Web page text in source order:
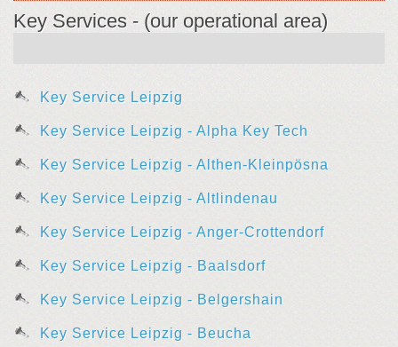
Key Services - (our operational area)
Key Service Leipzig
Key Service Leipzig - Alpha Key Tech
Key Service Leipzig - Althen-Kleinpösna
Key Service Leipzig - Altlindenau
Key Service Leipzig - Anger-Crottendorf
Key Service Leipzig - Baalsdorf
Key Service Leipzig - Belgershain
Key Service Leipzig - Beucha